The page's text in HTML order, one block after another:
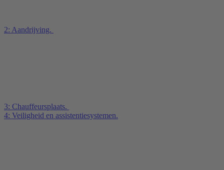
2: Aandrijving.
3: Chauffeursplaats.
4: Veiligheid en assistentiesystemen.